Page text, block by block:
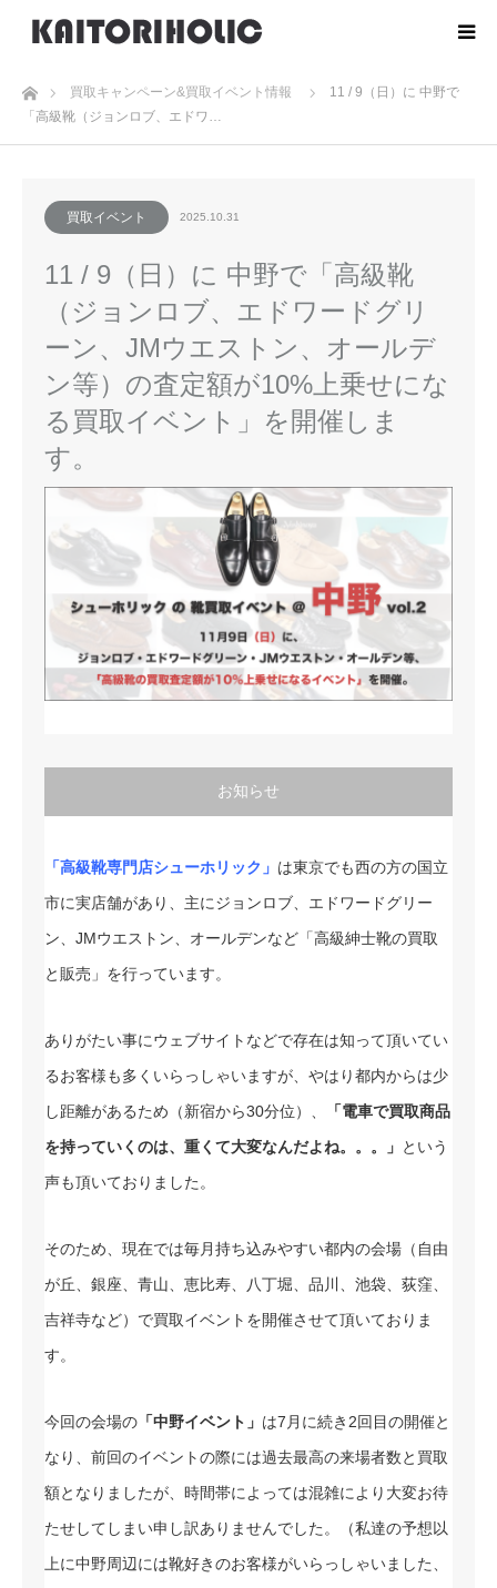
ホーム買取キャンペーン&買取イベント情報
11 / 9（日）に 中野で
「高級靴（ジョンロブ、エドワ…
買取イベント 2025.10.31
11 / 9（日）に 中野で「高級靴
（ジョンロブ、エドワードグリ
ーン、JMウエストン、オールデ
ン等）の査定額が10%上乗せにな
る買取イベント」を開催しま
す。
お知らせ
「高級靴専門店シューホリック」 は東京でも西の方の国立
市に実店舗があり、主にジョンロブ、エドワードグリー
ン、JMウエストン、オールデンなど「高級紳士靴の買取
と販売」を行っています。
ありがたい事にウェブサイトなどで存在は知って頂いてい
るお客様も多くいらっしゃいますが、やはり都内からは少
し距離があるため（新宿から30分位）、
「電車で買取商品
を持っていくのは、重くて大変なんだよね。。。」 という
声も頂いておりました。
そのため、現在では毎月持ち込みやすい都内の会場（自由
が丘、銀座、青山、恵比寿、八丁堀、品川、池袋、荻窪、
吉祥寺など）で買取イベントを開催させて頂いておりま
す。
今回の会場の 「中野イベント」 は7月に続き2回目の開催と
なり、前回のイベントの際には過去最高の来場者数と買取
額となりましたが、時間帯によっては混雑により大変お待
たせしてしまい申し訳ありませんでした。（私達の予想以
上に中野周辺には靴好きのお客様がいらっしゃいました、